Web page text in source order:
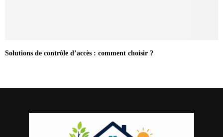
Solutions de contrôle d’accès : comment choisir ?